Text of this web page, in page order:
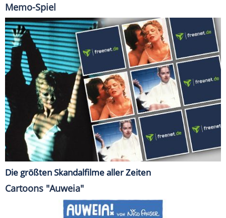
Memo-Spiel
Die größten Skandalfilme aller Zeiten
Cartoons "Auweia"